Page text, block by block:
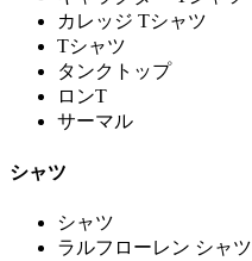
カレッジ Tシャツ
Tシャツ
タンクトップ
ロンT
サーマル
シャツ
シャツ
ラルフローレン シャツ